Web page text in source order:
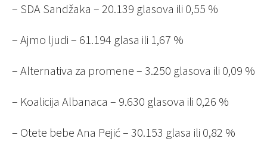
– SDA Sandžaka – 20.139 glasova ili 0,55 %
– Ajmo ljudi – 61.194 glasa ili 1,67 %
– Alternativa za promene – 3.250 glasova ili 0,09 %
– Koalicija Albanaca – 9.630 glasova ili 0,26 %
– Otete bebe Ana Pejić – 30.153 glasa ili 0,82 %